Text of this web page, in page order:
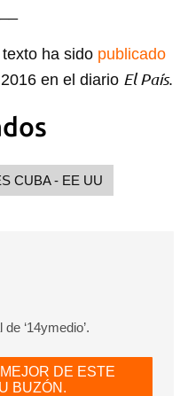
ha sido publicado
en el diario El País.
CUBA - EE UU
‘14ymedio’.
DE ESTE
BUZÓN.